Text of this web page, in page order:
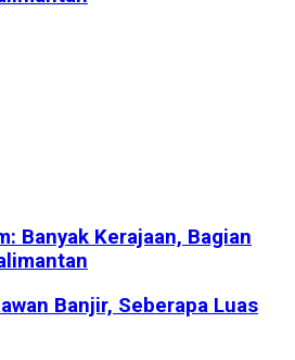
Banyak Kerajaan, Bagian
Banjir, Seberapa Luas